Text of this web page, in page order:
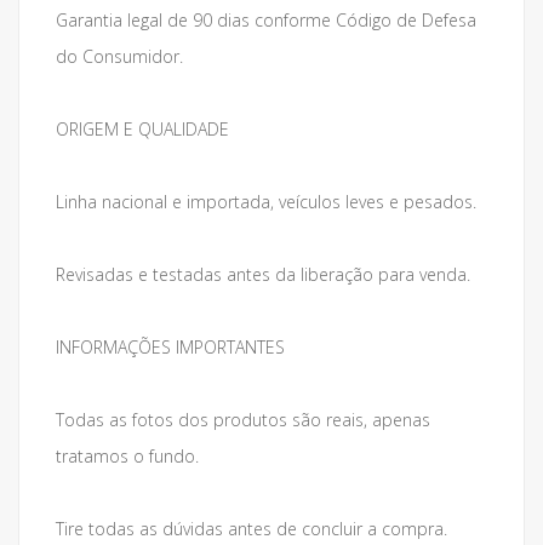
Garantia legal de 90 dias conforme Código de Defesa
do Consumidor.
ORIGEM E QUALIDADE
Linha nacional e importada, veículos leves e pesados.
Revisadas e testadas antes da liberação para venda.
INFORMAÇÕES IMPORTANTES
Todas as fotos dos produtos são reais, apenas
tratamos o fundo.
Tire todas as dúvidas antes de concluir a compra.